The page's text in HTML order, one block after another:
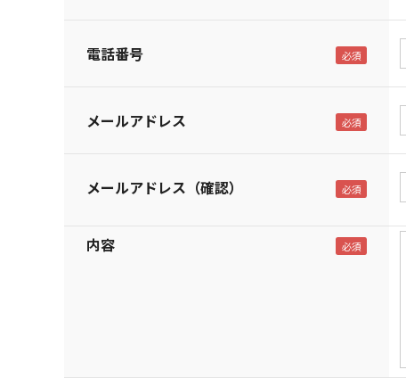
電話番号
メールアドレス
メールアドレス（確認）
内容